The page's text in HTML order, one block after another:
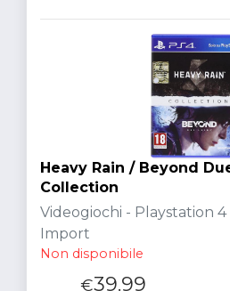
Heavy Rain / Beyond
Collection
Videogiochi - Playstation
Import
Non disponibile
€39.99